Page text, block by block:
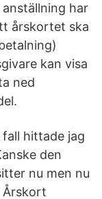
har
årskortet ska
kan visa
ned
fall hittade jag
den
nu men nu
Årskort